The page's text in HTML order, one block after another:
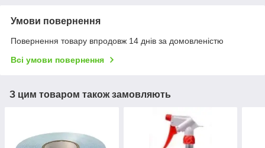
Умови повернення
Повернення товару впродовж 14 днів за домовленістю
Всі умови повернення
З цим товаром також замовляють